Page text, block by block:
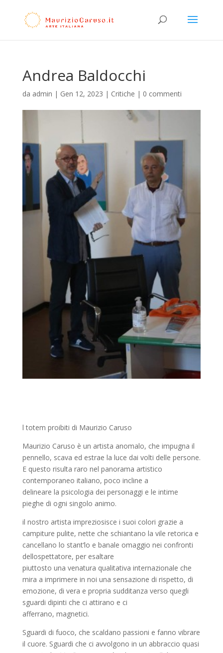
Andrea Baldocchi
da admin | Gen 12, 2023 | Critiche | 0 commenti
l totem proibiti di Maurizio Caruso
Maurizio Caruso è un artista anomalo, che impugna il
pennello, scava ed estrae la luce dai volti delle persone.
E questo risulta raro nel panorama artistico
contemporaneo italiano, poco incline a
delineare la psicologia dei personaggi e le intime
pieghe di ogni singolo animo.
il nostro artista impreziosisce i suoi colori grazie a
campiture pulite, nette che schiantano la vile retorica e
cancellano lo stant‘lo e banale omaggio nei confronti
dellospettatore, per esaltare
piuttosto una venatura qualitativa internazionale che
mira a imprimere in noi una sensazione di rispetto, di
emozione, di vera e propria sudditanza verso quegli
sguardi dipinti che ci attirano e ci
afferrano, magnetici.
Sguardi di fuoco, che scaldano passioni e fanno vibrare
il cuore. Sguardi che ci avvolgono in un abbraccio quasi